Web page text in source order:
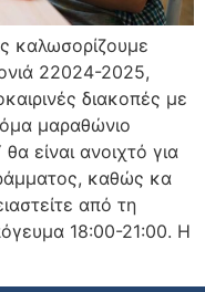
καλωσορίζουμε
22024-2025,
διακοπές με
μαραθώνιο
είναι ανοιχτό για
καθώς κα
από τη
18:00-21:00. Η